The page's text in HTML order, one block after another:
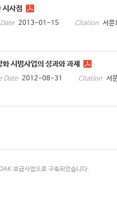
시사점
2013-01-15 Citation 서
시범사업의 성과와 과제
Date 2012-08-31 Citation 서
보급사업으로 구축되었습니다.